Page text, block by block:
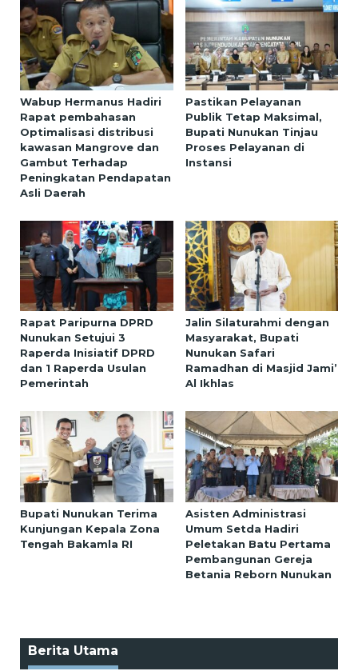
Wabup Hermanus Hadiri
Rapat pembahasan
Optimalisasi distribusi
kawasan Mangrove dan
Gambut Terhadap
Peningkatan Pendapatan
Asli Daerah
Pastikan Pelayanan
Publik Tetap Maksimal,
Bupati Nunukan Tinjau
Proses Pelayanan di
Instansi
Rapat Paripurna DPRD
Nunukan Setujui 3
Raperda Inisiatif DPRD
dan 1 Raperda Usulan
Pemerintah
Jalin Silaturahmi dengan
Masyarakat, Bupati
Nunukan Safari
Ramadhan di Masjid Jami’
Al Ikhlas
Bupati Nunukan Terima
Kunjungan Kepala Zona
Tengah Bakamla RI
Asisten Administrasi
Umum Setda Hadiri
Peletakan Batu Pertama
Pembangunan Gereja
Betania Reborn Nunukan
Berita Utama